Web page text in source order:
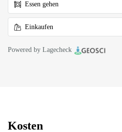
Essen gehen
Einkaufen
Powered by Lagecheck
Kosten